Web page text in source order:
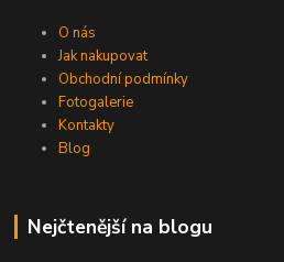
O nás
Jak nakupovat
Obchodní podmínky
Fotogalerie
Kontakty
Blog
Nejčtenější na blogu